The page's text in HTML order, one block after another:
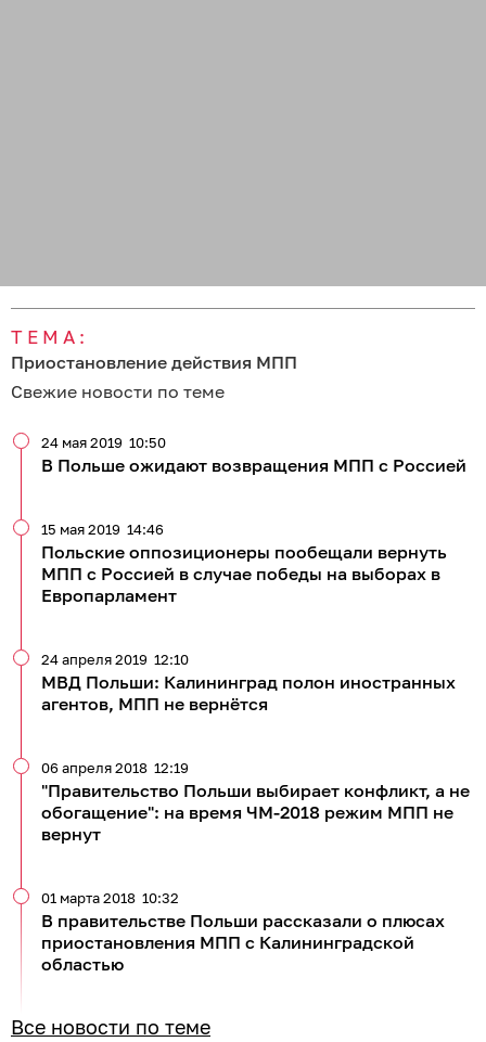
ТЕМА:
Приостановление действия МПП
Свежие новости по теме
В Польше ожидают возвращения МПП с Россией
24 мая 2019 10:50
Польские оппозиционеры пообещали вернуть
МПП с Россией в случае победы на выборах в
Европарламент
15 мая 2019 14:46
МВД Польши: Калининград полон иностранных
агентов, МПП не вернётся
24 апреля 2019 12:10
"Правительство Польши выбирает конфликт, а не
обогащение": на время ЧМ-2018 режим МПП не
вернут
06 апреля 2018 12:19
В правительстве Польши рассказали о плюсах
приостановления МПП с Калининградской
областью
01 марта 2018 10:32
Все новости по теме